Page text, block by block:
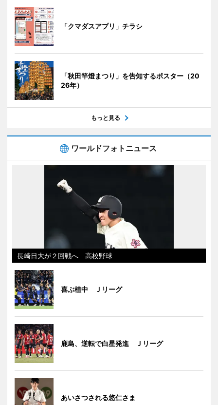
「クマダスアプリ」チラシ
「秋田竿燈まつり」を告知するポスター（20
26年）
もっと見る
ワールドフォトニュース
長崎日大が２回戦へ 高校野球
喜ぶ植中 Ｊリーグ
鹿島、逆転で白星発進 Ｊリーグ
あいさつされる悠仁さま